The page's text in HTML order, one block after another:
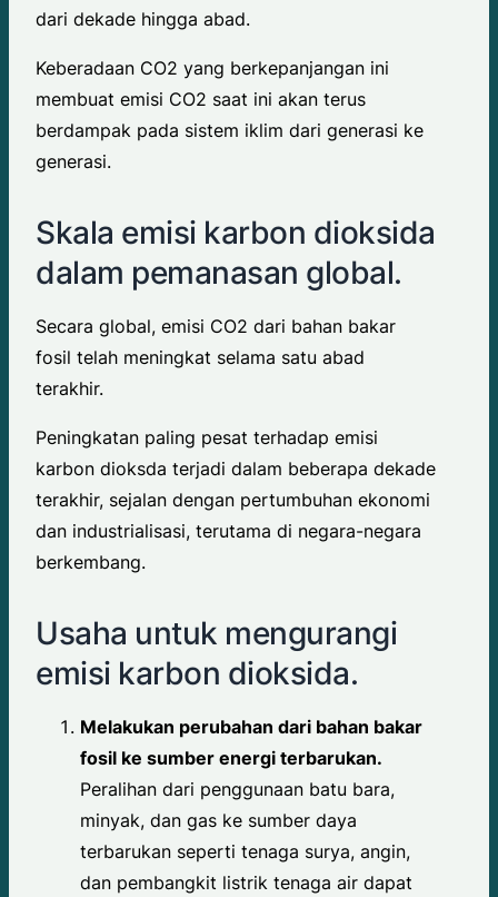
dari dekade hingga abad.
Keberadaan CO2 yang berkepanjangan ini
membuat emisi CO2 saat ini akan terus
berdampak pada sistem iklim dari generasi ke
generasi.
Skala emisi karbon dioksida
dalam pemanasan global.
Secara global, emisi CO2 dari bahan bakar
fosil telah meningkat selama satu abad
terakhir.
Peningkatan paling pesat terhadap emisi
karbon dioksda terjadi dalam beberapa dekade
terakhir, sejalan dengan pertumbuhan ekonomi
dan industrialisasi, terutama di negara-negara
berkembang.
Usaha untuk mengurangi
emisi karbon dioksida.
Melakukan perubahan dari bahan bakar
fosil ke sumber energi terbarukan.
Peralihan dari penggunaan batu bara,
minyak, dan gas ke sumber daya
terbarukan seperti tenaga surya, angin,
dan pembangkit listrik tenaga air dapat